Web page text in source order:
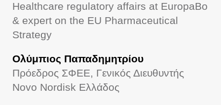
Healthcare regulatory affairs at EuropaBo
& expert on the EU Pharmaceutical
Strategy
Ολύμπιος Παπαδημητρίου
Πρόεδρος ΣΦΕΕ, Γενικός Διευθυντής
Νovo Nordisk Ελλάδος